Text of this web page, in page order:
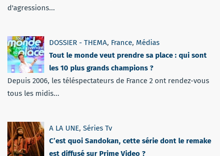
d'agressions...
DOSSIER - THEMA, France, Médias
Tout le monde veut prendre sa place : qui sont
les 10 plus grands champions ?
Depuis 2006, les téléspectateurs de France 2 ont rendez-vous
tous les midis...
A LA UNE, Séries Tv
C’est quoi Sandokan, cette série dont le remake
est diffusé sur Prime Video ?